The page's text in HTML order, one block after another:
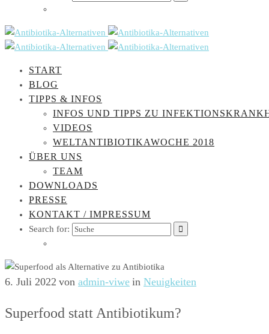
START
BLOG
TIPPS & INFOS
INFOS UND TIPPS ZU
VIDEOS
WELTANTIBIOTIKAWOCHE 2018
ÜBER UNS
TEAM
DOWNLOADS
PRESSE
KONTAKT / IMPRESSUM
Search for:
6. Juli 2022 von admin-viwe in Neuigkeiten
Superfood statt Antibiotikum?